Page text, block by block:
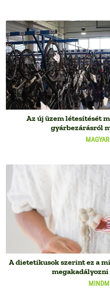
Az új üzem létesítését
gyárbezárásról
A dietetikusok szerint ez a